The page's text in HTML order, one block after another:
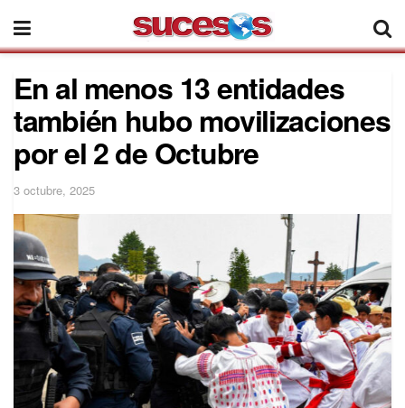
En al menos 13 entidades
también hubo movilizaciones
por el 2 de Octubre
3 octubre, 2025